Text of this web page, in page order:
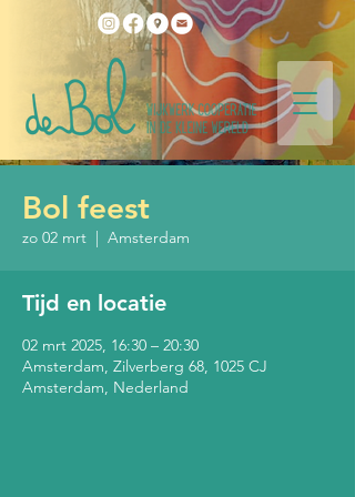
Bol feest
zo 02 mrt
  |
Amsterdam
Tijd en locatie
02 mrt 2025, 16:30 – 20:30
Amsterdam, Zilverberg 68, 1025 CJ
Amsterdam, Nederland